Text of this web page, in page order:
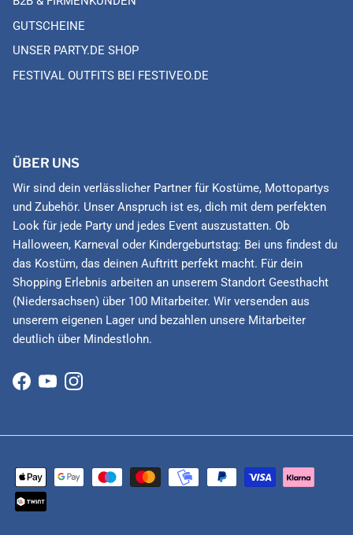
GUTSCHEINE
UNSER PARTY.DE SHOP
FESTIVAL OUTFITS BEI FESTIVEO.DE
ÜBER UNS
Wir sind dein verlässlicher Partner für Kostüme, Mottopartys
und Zubehör. Unser Anspruch ist es, dich mit dem perfekten
Look für jede Party und jedes Event auszustatten. Ob
Halloween, Karneval oder Kindergeburtstag: Bei uns findest du
das Kostüm, das deinen Auftritt perfekt macht. Für dein
Shopping Erlebnis arbeiten an unserem Standort Geesthacht
(Niedersachsen) über 100 Mitarbeiter. Wir versenden aus
unserem eigenen Lager und bezahlen unsere Mitarbeiter
deutlich über Mindestlohn.
Facebook
YouTubeInstagram